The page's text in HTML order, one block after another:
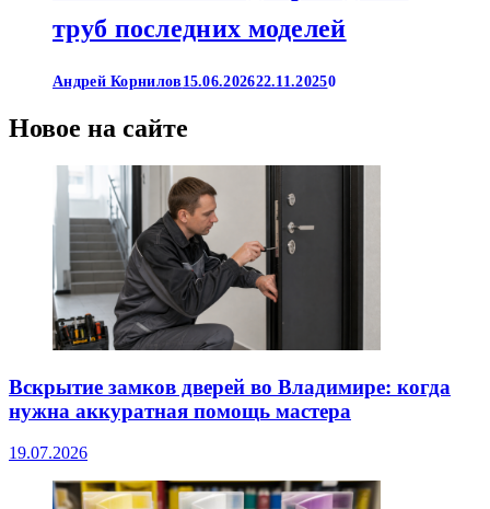
труб последних моделей
Андрей Корнилов 15.06.202622.11.20250
Новое на сайте
Вскрытие замков дверей во Владимире: когда
нужна аккуратная помощь мастера
19.07.2026